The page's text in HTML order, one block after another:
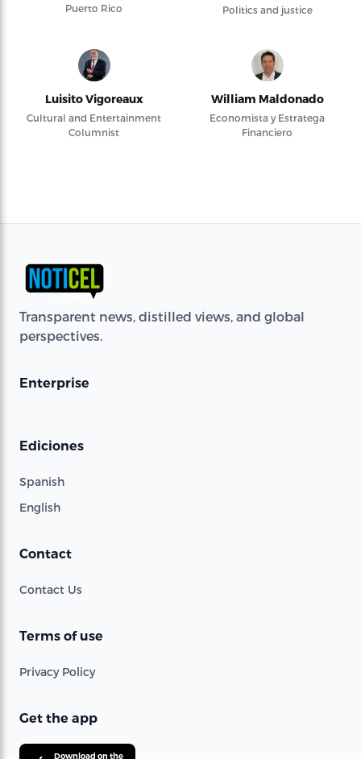
Puerto Rico
Politics and justice
Luisito Vigoreaux
Cultural and Entertainment
Columnist
William Maldonado
Economista y Estratega
Financiero
Transparent news, distilled views, and global
perspectives.
Enterprise
Ediciones
Spanish
English
Contact
Contact Us
Terms of use
Privacy Policy
Get the app
Download on the